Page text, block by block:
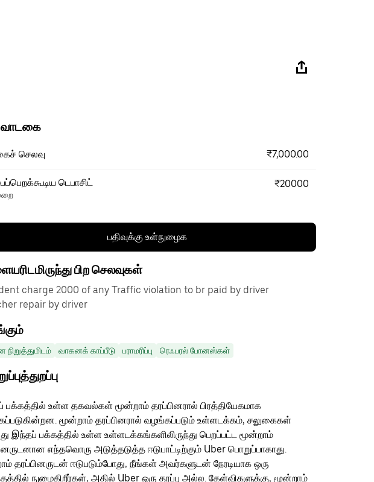
வாடகை
செலவு ₹7,000.00
டெபாசிட் ₹20000
பதிவுக்கு உள்நுழைக
பிற செலவுகள்
charge 2000 of any Traffic violation to br paid by driver
repair by driver
நிறுத்துமிடம் வாகனக் காப்பீடு பராமரிப்பு ரெஃபரல் போனஸ்கள்
பக்கத்தில் உள்ள தகவல்கள் மூன்றாம் தரப்பினரால் பிரத்தியேகமாக
மூன்றாம் தரப்பினரால் வழங்கப்படும் உள்ளடக்கம், சலுகைகள்
இந்தப் பக்கத்தில் உள்ள உள்ளடக்கங்களிலிருந்து பெறப்பட்ட மூன்றாம்
எந்தவொரு அடுத்தடுத்த ஈடுபாட்டிற்கும் Uber பொறுப்பாகாது.
தரப்பினருடன் ஈடுபடும்போது, நீங்கள் அவர்களுடன் நேரடியாக ஒரு
நுழைகிறீர்கள், அதில் Uber ஒரு தரப்பு அல்ல. கேள்விகளுக்கு, மூன்றாம்